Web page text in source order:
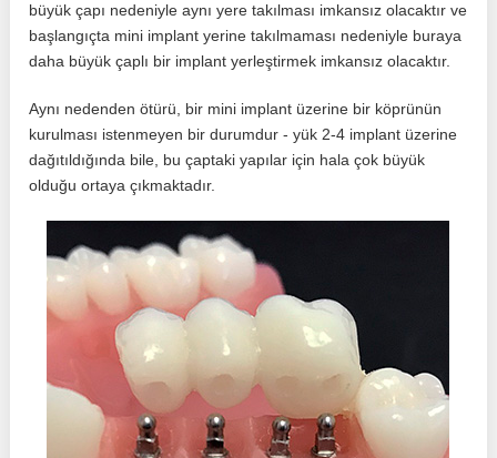
büyük çapı nedeniyle aynı yere takılması imkansız olacaktır ve
başlangıçta mini implant yerine takılmaması nedeniyle buraya
daha büyük çaplı bir implant yerleştirmek imkansız olacaktır.
Aynı nedenden ötürü, bir mini implant üzerine bir köprünün
kurulması istenmeyen bir durumdur - yük 2-4 implant üzerine
dağıtıldığında bile, bu çaptaki yapılar için hala çok büyük
olduğu ortaya çıkmaktadır.